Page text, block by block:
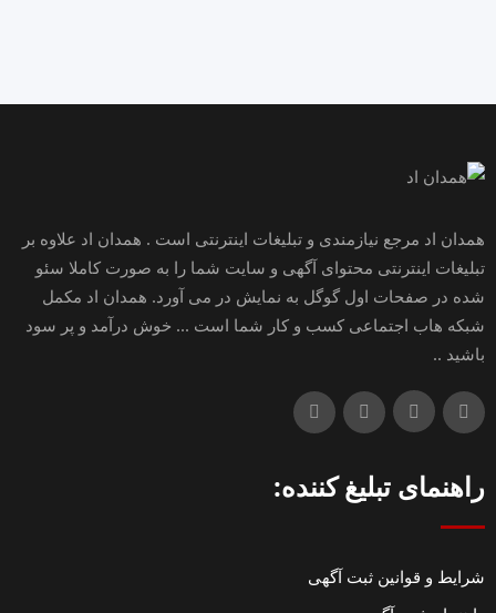
همدان اد مرجع نیازمندی و تبلیغات اینترنتی است . همدان اد علاوه بر
تبلیغات اینترنتی محتوای آگهی و سایت شما را به صورت کاملا سئو
شده در صفحات اول گوگل به نمایش در می آورد. همدان اد مکمل
شبکه هاب اجتماعی کسب و کار شما است ... خوش درآمد و پر سود
باشید ..
راهنمای تبلیغ کننده:
شرایط و قوانین ثبت آگهی